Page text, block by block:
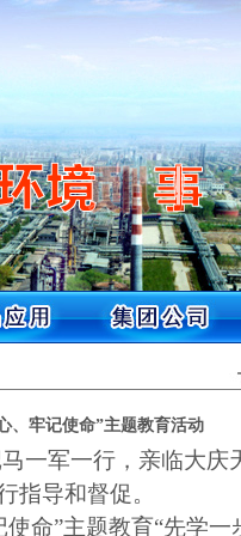
、牢记使命”主题教育活动
一军一行，亲临大庆
指导和督促。
命”主题教育“先学一